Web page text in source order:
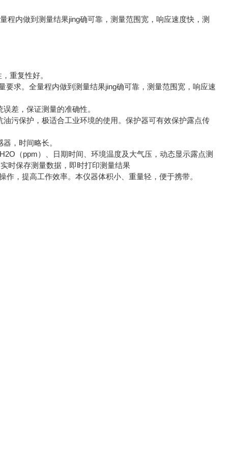
内做到测量结果jing确可靠，测量范围宽，响应速度快，测
重复性好。
求。全量程内做到测量结果jing确可靠，测量范围宽，响应速
差，保证测量的准确性。
污保护，极适合工业环境的使用。保护器可有效保护露点传
，时间略长。
（ppm）、日期时间、环境温度及大气压，动态显示露点测
时保存测量数据，即时打印测量结果
，提高工作效率。本仪器体积小、重量轻，便于携带。